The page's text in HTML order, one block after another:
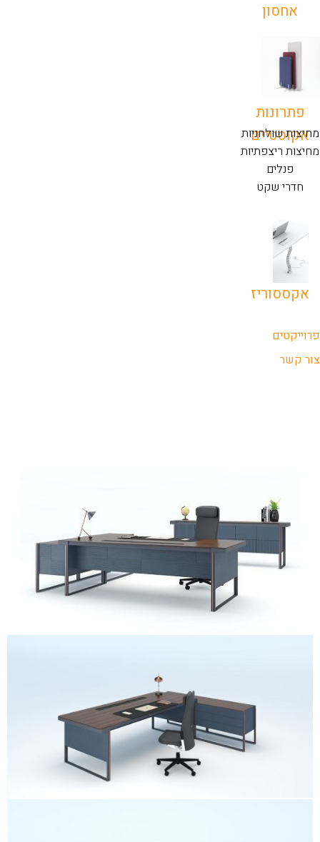
אחסון
פתרונות
אקוסטיים
מחיצות שולחניות
מחיצות ריצפתיות
פנלים
חדרי שקט
אקססוריז
פרוייקטים
צור קשר